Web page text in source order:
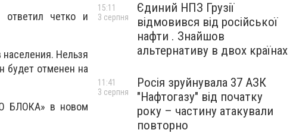
ответил четко и
Нельзя
будет отменен на
БЛОКА» в новом
Єдиний НПЗ Грузії
відмовився від російської
нафти . Знайшов
альтернативу в двох країнах
15:11
3 серпня
Росія зруйнувала 37 АЗК
"Нафтогазу" від початку
року – частину атакували
повторно
11:41
3 серпня